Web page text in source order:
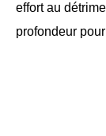
effort au
profondeur